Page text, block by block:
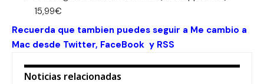
15,99€
Recuerda que tambien puedes seguir a Me cambio a
Mac desde Twitter, FaceBook y RSS
Noticias relacionadas